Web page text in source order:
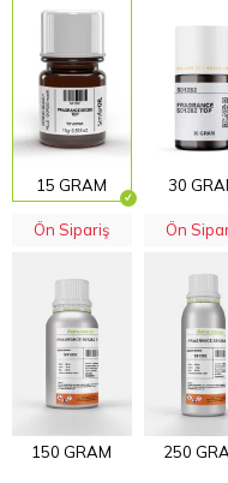
15 GRAM 30
Ön Sipariş
150 GRAM
Ön
250